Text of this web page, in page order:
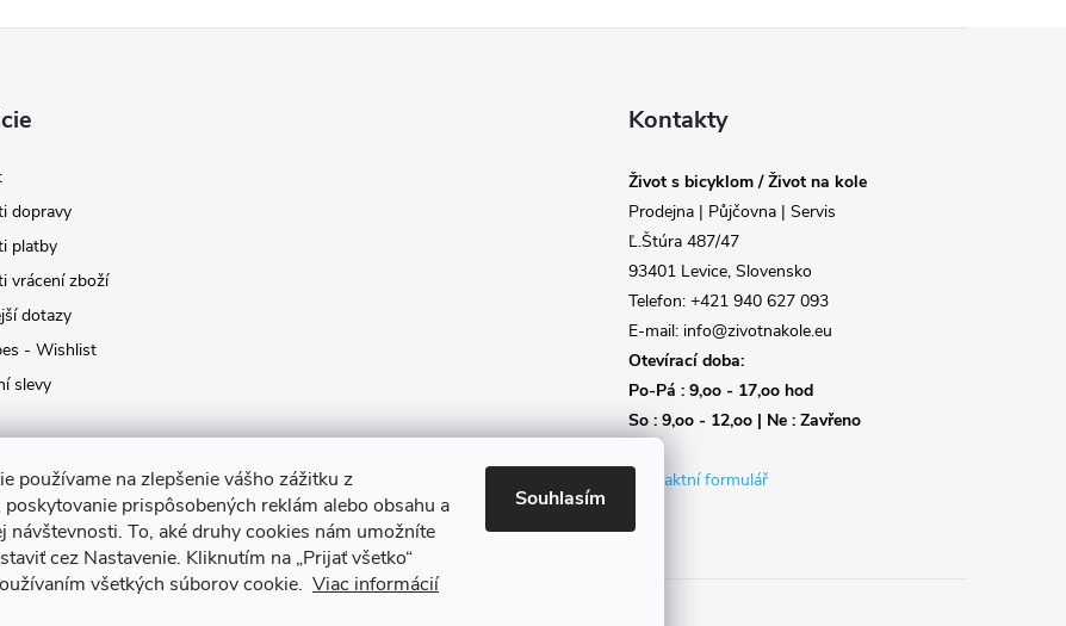
používame na zlepšenie vášho zážitku z
poskytovanie prispôsobených reklám alebo obsahu a
návštevnosti. To, aké druhy cookies nám umožníte
cez Nastavenie. Kliknutím na „Prijať všetko“
všetkých súborov cookie. Viac informácií
Souhlasím
dopravy
platby
vrácení zboží
dotazy
- Wishlist
slevy
Kontakty
Život s bicyklom / Život na kole
Prodejna | Půjčovna | Servis
Ľ.Štúra 487/47
93401 Levice, Slovensko
Telefon: +421 940 627 093
E-mail: info@zivotnakole.eu
Otevírací doba:
Po-Pá : 9,oo - 17,oo hod
So : 9,oo - 12,oo | Ne : Zavřeno
Kontaktní formulář